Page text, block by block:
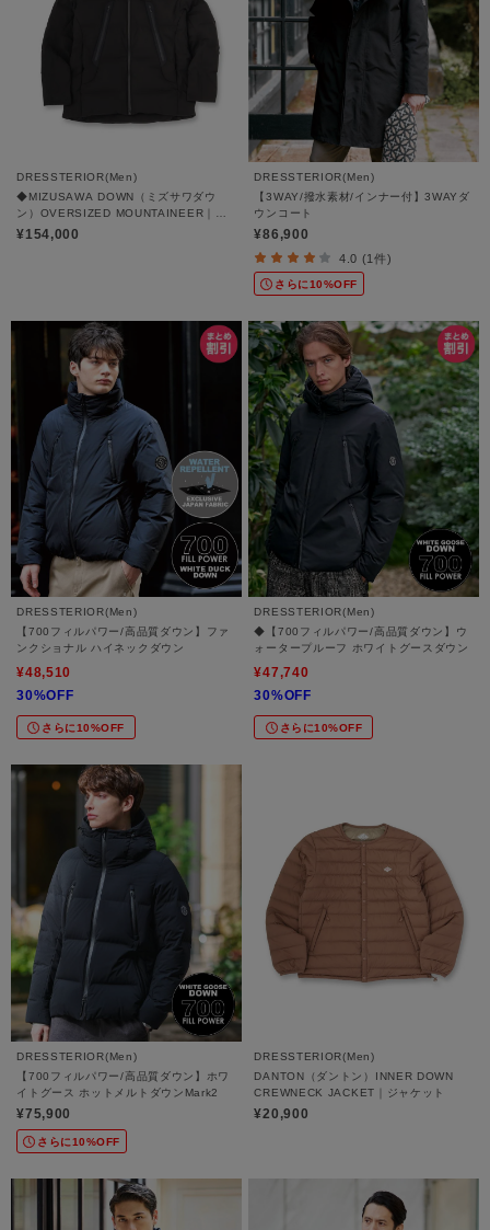
DRESSTERIOR(Men)
◆MIZUSAWA DOWN（ミズサワダウ
ン）OVERSIZED MOUNTAINEER｜ジ
ャケット
¥154,000
DRESSTERIOR(Men)
【3WAY/撥水素材/インナー付】3WAYダ
ウンコート
¥86,900
4.0 (1件)
さらに10%OFF
DRESSTERIOR(Men)
【700フィルパワー/高品質ダウン】ファ
ンクショナル ハイネックダウン
¥48,510
30%OFF
さらに10%OFF
DRESSTERIOR(Men)
◆【700フィルパワー/高品質ダウン】ウ
ォータープルーフ ホワイトグースダウン
¥47,740
30%OFF
さらに10%OFF
DRESSTERIOR(Men)
【700フィルパワー/高品質ダウン】ホワ
イトグース ホットメルトダウンMark2
¥75,900
さらに10%OFF
DRESSTERIOR(Men)
DANTON（ダントン）INNER DOWN
CREWNECK JACKET｜ジャケット
¥20,900